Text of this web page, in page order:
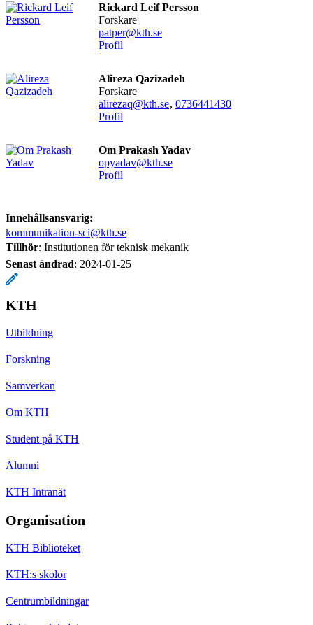
Rickard Leif Persson
forskare
patper@kth.se
Profil
Alireza Qazizadeh
forskare
alirezaq@kth.se, 0736441430
Profil
Om Prakash Yadav
opyadav@kth.se
Profil
Innehållsansvarig:
kommunikation-sci@kth.se
Tillhör: Institutionen för teknisk mekanik
Senast ändrad: 2024-01-25
KTH
Utbildning
Forskning
Samverkan
Om KTH
Student på KTH
Alumni
KTH Intranät
Organisation
KTH Biblioteket
KTH:s skolor
Centrumbildningar